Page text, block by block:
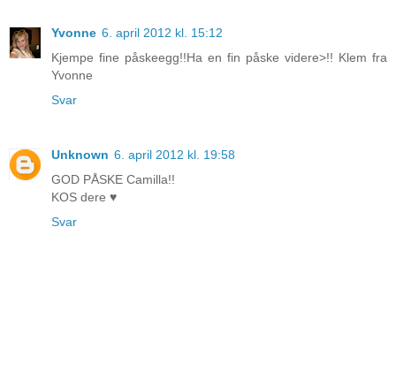
Yvonne 6. april 2012 kl. 15:12
Kjempe fine påskeegg!!Ha en fin påske videre>!! Klem fra
Yvonne
Svar
Unknown 6. april 2012 kl. 19:58
GOD PÅSKE Camilla!!
KOS dere ♥
Svar